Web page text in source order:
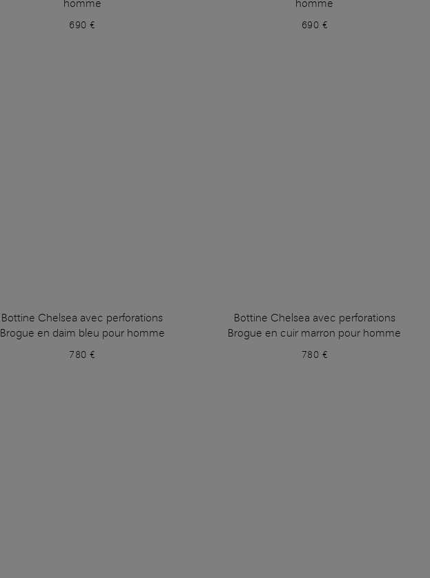
homme
690 €
homme
690 €
Bottine Chelsea avec perforations
Brogue en daim bleu pour homme
780 €
Bottine Chelsea avec perforations
Brogue en cuir marron pour homme
780 €